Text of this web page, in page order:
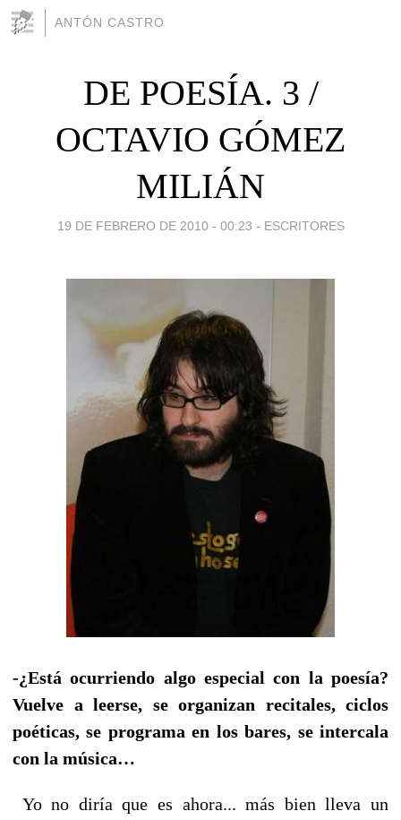
ANTÓN CASTRO
DE POESÍA. 3 /
OCTAVIO GÓMEZ
MILIÁN
19 DE FEBRERO DE 2010 - 00:23 - ESCRITORES
-¿Está ocurriendo algo especial con la poesía?
Vuelve a leerse, se organizan recitales, ciclos
poéticas, se programa en los bares, se intercala
con la música…
Yo no diría que es ahora... más bien lleva un